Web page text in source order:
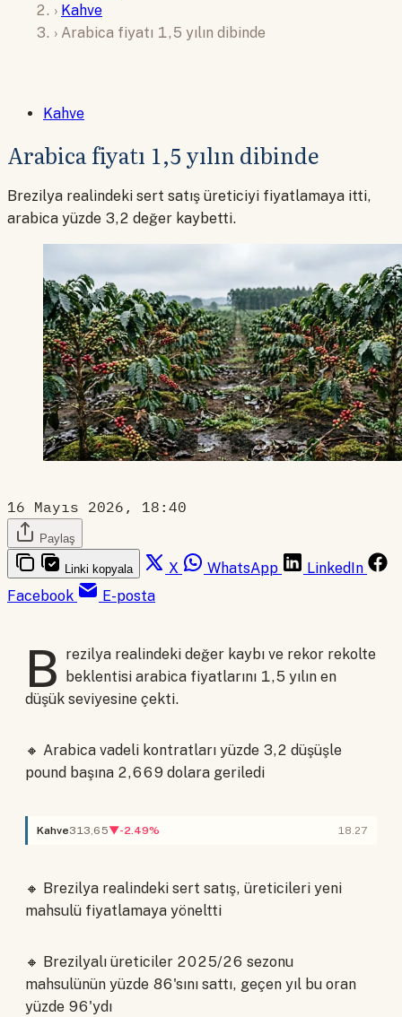
› Kahve
› Arabica fiyatı 1,5 yılın dibinde
Kahve
Arabica fiyatı 1,5 yılın dibinde
Brezilya realindeki sert satış üreticiyi fiyatlamaya itti,
arabica yüzde 3,2 değer kaybetti.
16 Mayıs 2026, 18:40
Paylaş
Linki kopyala X WhatsApp
LinkedIn
Facebook
E-posta
B rezilya realindeki değer kaybı ve rekor rekolte
beklentisi arabica fiyatlarını 1,5 yılın en
düşük seviyesine çekti.
🔸 Arabica vadeli kontratları yüzde 3,2 düşüşle
pound başına 2,669 dolara geriledi
Kahve313,65▼-2.49% 18.27
🔸 Brezilya realindeki sert satış, üreticileri yeni
mahsulü fiyatlamaya yöneltti
🔸 Brezilyalı üreticiler 2025/26 sezonu
mahsulünün yüzde 86'sını sattı, geçen yıl bu oran
yüzde 96'ydı